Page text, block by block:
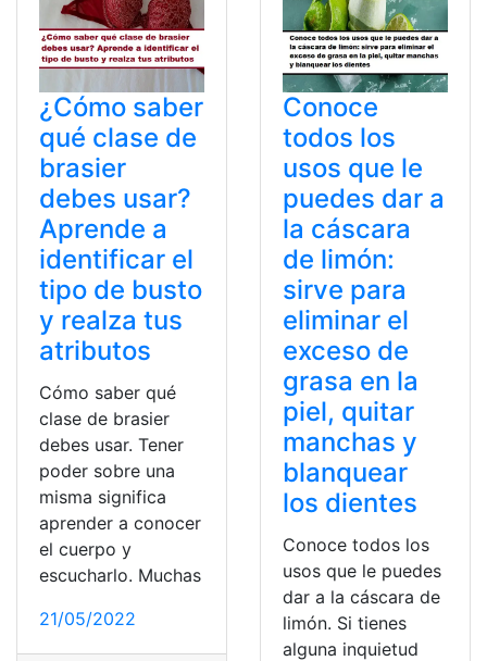
¿Cómo saber
qué clase de
brasier
debes usar?
Aprende a
identificar el
tipo de busto
y realza tus
atributos
Cómo saber qué
clase de brasier
debes usar. Tener
poder sobre una
misma significa
aprender a conocer
el cuerpo y
escucharlo. Muchas
21/05/2022
Conoce
todos los
usos que le
puedes dar a
la cáscara
de limón:
sirve para
eliminar el
exceso de
grasa en la
piel, quitar
manchas y
blanquear
los dientes
Conoce todos los
usos que le puedes
dar a la cáscara de
limón. Si tienes
alguna inquietud